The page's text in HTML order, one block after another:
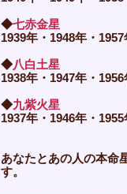
◆七赤金星
1939年・1948年・
◆八白土星
1938年・1947年・
◆九紫火星
1937年・1946年・
あなたとあの人の本命
す。